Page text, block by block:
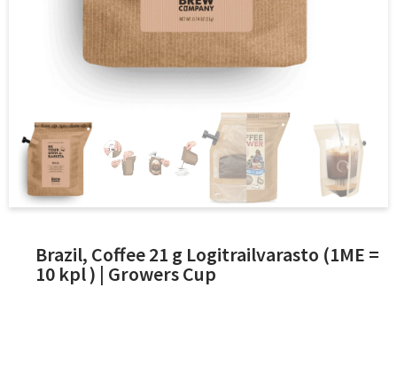
Brazil, Coffee 21 g Logitrailvarasto (1ME =
10 kpl ) | Growers Cup